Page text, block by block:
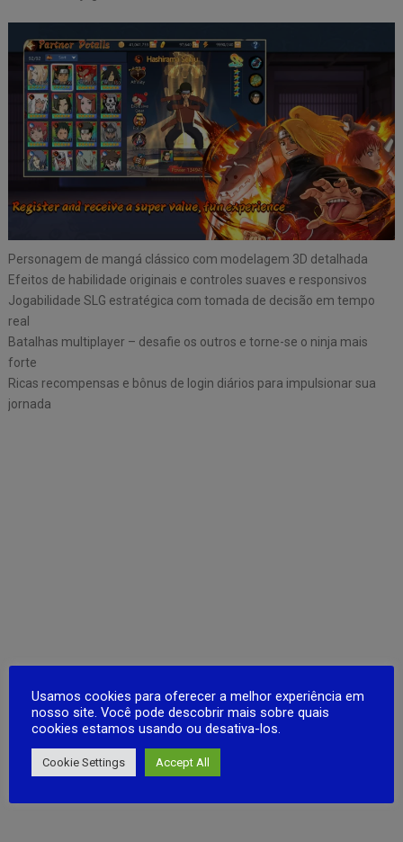
Personagem de mangá clássico com modelagem 3D detalhada
Efeitos de habilidade originais e controles suaves e responsivos
Jogabilidade SLG estratégica com tomada de decisão em tempo
real
Batalhas multiplayer – desafie os outros e torne-se o ninja mais
forte
Ricas recompensas e bônus de login diários para impulsionar sua
jornada
Usamos cookies para oferecer a melhor experiência em
nosso site. Você pode descobrir mais sobre quais
cookies estamos usando ou desativa-los.
Cookie Settings Accept All